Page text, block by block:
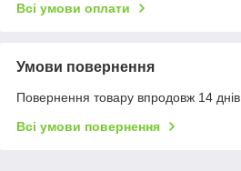
Всі умови оплати
Умови повернення
Повернення товару впродовж 14
Всі умови повернення